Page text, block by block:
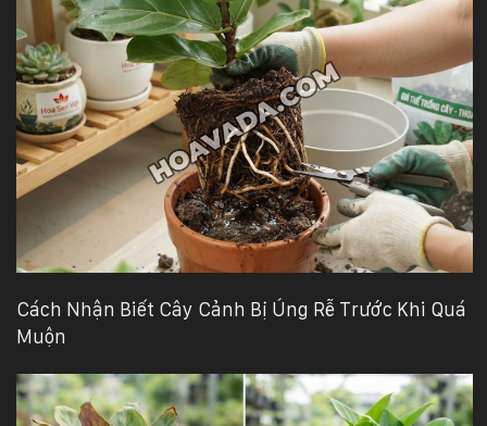
Cách Nhận Biết Cây Cảnh Bị Úng Rễ Trước Khi Quá
Muộn